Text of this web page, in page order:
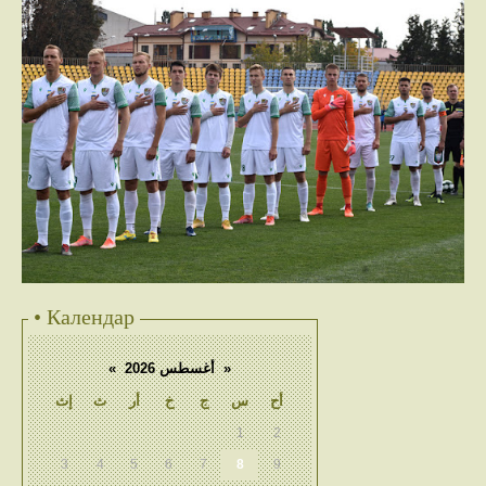
• Календар
« أغسطس 2026 »
إث
ث أر خ ج س أح
1 2
3 4 5 6 7 8 9